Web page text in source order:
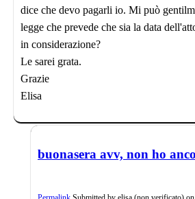
dice che devo pagarli io. Mi può
legge che prevede che sia la data
in considerazione?
Le sarei grata.
Grazie
Elisa
buonasera avv, non ho